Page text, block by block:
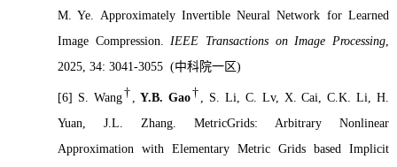
M. Ye. Approximately Invertible Neural Network for Learned
Image Compression. IEEE Transactions on Image Processing
2025, 34: 3041-3055 (中科院一区)
[6] S. Wang† ,Y.B. Gao†
, S. Li, C. Lv, X. Cai, C.K. Li, H.
Yuan, J.L. Zhang. MetricGrids: Arbitrary Nonlinear
Approximation with Elementary Metric Grids based Implicit